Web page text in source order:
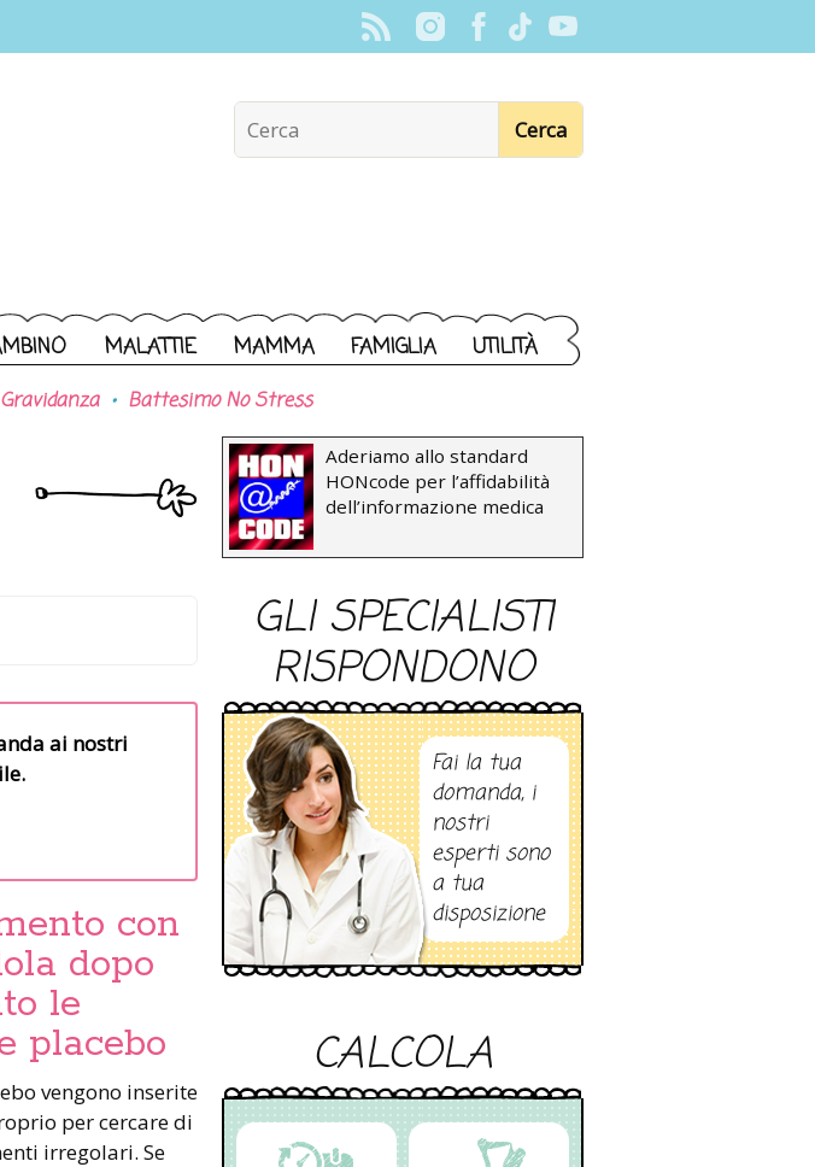
MALATTIE MAMMA FAMIGLIA UTILITÀ
Battesimo No Stress
ai nostri
con
dopo
le
placebo
vengono inserite
per cercare di
irregolari. Se
Aderiamo allo standard
HONcode per l’affidabilità
dell’informazione medica
GLI SPECIALISTI
RISPONDONO
Fai la tua
domanda, i
nostri
esperti sono
a tua
disposizione
CALCOLA